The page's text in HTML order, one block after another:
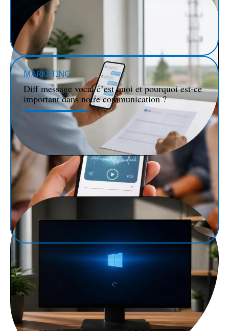
MARKETING
Diff message vocal c’est quoi et pourquoi est-ce
important dans notre communication ?
SÉCURITÉ
Comment récupérer les SMS effacés grâce à votre
opérateur téléphonique